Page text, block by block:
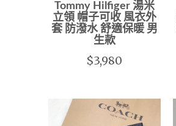
Tommy Hilfiger 湯米
立領 帽子可收 風衣外
套 防潑水 舒適保暖 男
生款
$3,980